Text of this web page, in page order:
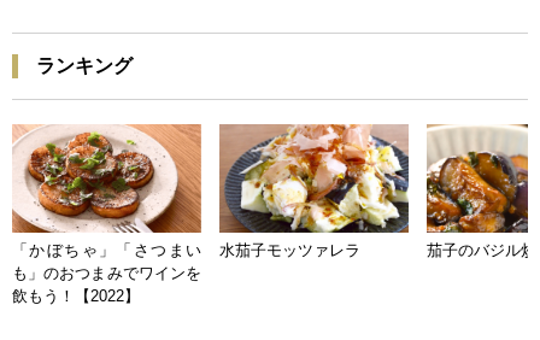
ランキング
「かぼちゃ」「さつまい
も」のおつまみでワインを
飲もう！【2022】
水茄子モッツァレラ 茄子のバジル炒